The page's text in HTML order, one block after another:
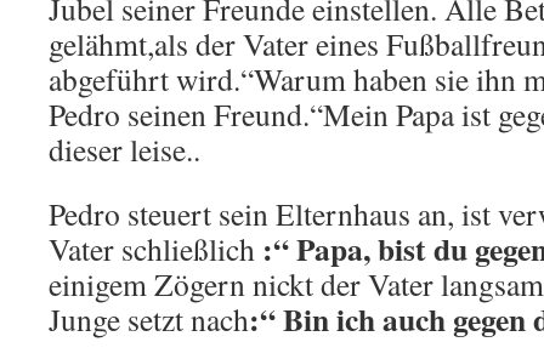
Jubel seiner Freunde einstellen. Alle
gelähmt,als der Vater eines
abgeführt wird.“Warum haben sie ihn
Pedro seinen Freund.“Mein Papa ist
dieser leise..
Pedro steuert sein Elternhaus an, ist
Vater schließlich :“ Papa, bist du
einigem Zögern nickt der Vater
Junge setzt nach:“ Bin ich auch